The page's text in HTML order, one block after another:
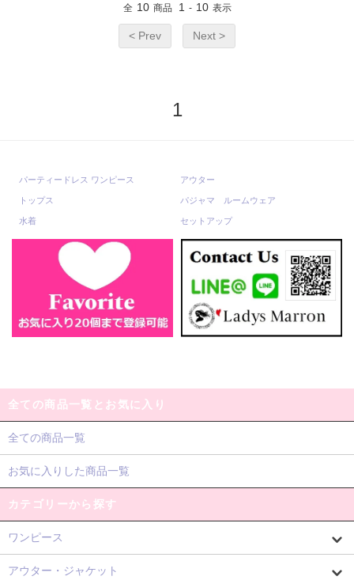
全 10 商品 1 - 10 表示
< Prev Next >
1
パーティードレス ワンピース アウター
トップス パジャマ ルームウェア
水着 セットアップ
全ての商品一覧とお気に入り
全ての商品一覧
お気に入りした商品一覧
カテゴリーから探す
ワンピース
アウター・ジャケット